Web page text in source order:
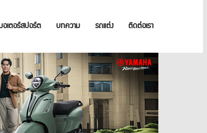
อเตอร์สปอร์ต บทความ รถแต่ง ติดต่อเรา